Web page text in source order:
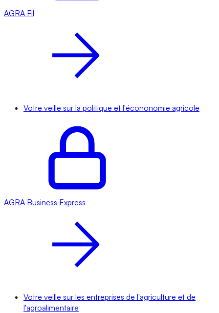
AGRA Fil
Votre veille sur la politique et l'écononomie agricole
AGRA Business Express
Votre veille sur les entreprises de l'agriculture et de
l'agroalimentaire